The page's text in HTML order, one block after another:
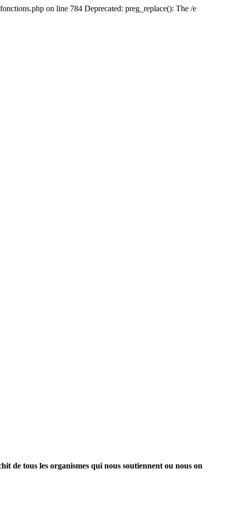
on line 784 Deprecated: preg_replace(): The /e
de tous les organismes qui nous soutiennent ou nous on